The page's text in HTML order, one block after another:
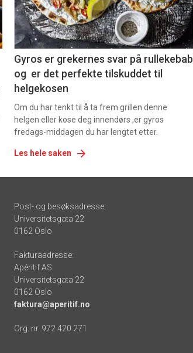
-
6
Gyros er grekernes svar på rullekebab
og er det perfekte tilskuddet til
helgekosen
Om du har tenkt til å ta frem grillen denne
helgen eller kose deg innendørs ,er gyros
fredags-middagen du har lengtet etter.
Les hele saken
Post- og besøksadresse:
Universitetsgata 22
0162 Oslo
Fakturaadresse:
Apéritif AS
Universitetsgata 22
0162 Oslo
faktura@aperitif.no
Org. nr. 972 420 271